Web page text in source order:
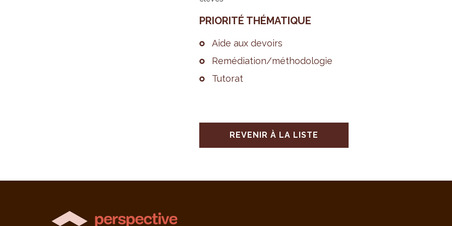
PRIO­RITÉ THÉ­MA­TIQUE
Aide aux devoirs
Remé­dia­tion/métho­do­lo­gie
Tuto­rat
REVENIR À LA LISTE